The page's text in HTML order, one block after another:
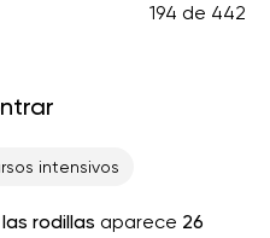
194 de 442
intensivos
rodillas aparece 26